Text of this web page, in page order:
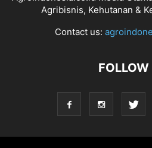
Agribisnis, Kehutanan &
Contact us:
FOLLOW